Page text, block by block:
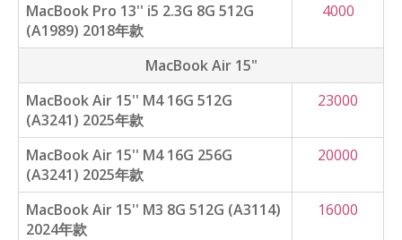
MacBook Pro 13'' i5 2.3G 8G 512G
(A1989) 2018年款
4000
MacBook Air 15"
MacBook Air 15'' M4 16G 512G
(A3241) 2025年款
23000
MacBook Air 15'' M4 16G 256G
(A3241) 2025年款
20000
MacBook Air 15'' M3 8G 512G (A3114)
2024年款
16000